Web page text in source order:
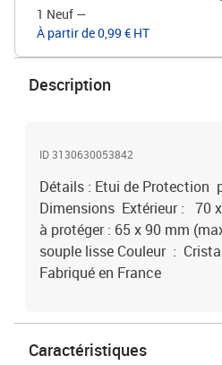
1 Neuf —
À partir de 0,99 € HT
Description
ID 3130630053842
Détails : Etui de Protection
Dimensions Extérieur : 70
à protéger : 65 x 90 mm
souple lisse Couleur :
Fabriqué en France
Caractéristiques